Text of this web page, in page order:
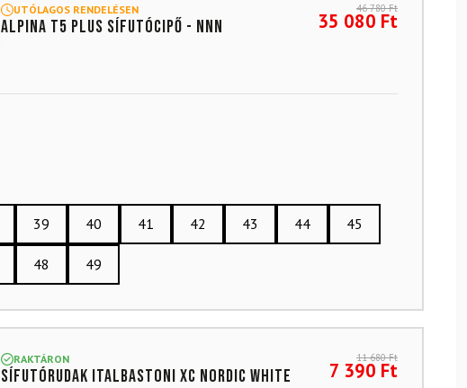
UTÓLAGOS RENDELÉSEN
ALPINA T5 Plus sífutócipő - NNN
46 780Ft
35 080 Ft
39 40 41 42 43 44 45
48 49
RAKTÁRON
Sífutórudak ITALBASTONI XC Nordic White
11 680Ft
7 390 Ft